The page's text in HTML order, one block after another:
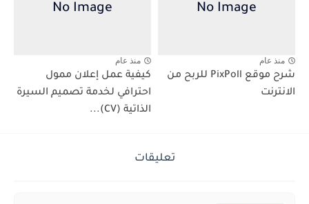
منذ عام
شرح موقع PixPoll للربح من
الانترنت
منذ عام
كيفية عمل إعلان ممول
احترافي لخدمة تصميم السيرة
الذاتية (CV)...
تعليقات